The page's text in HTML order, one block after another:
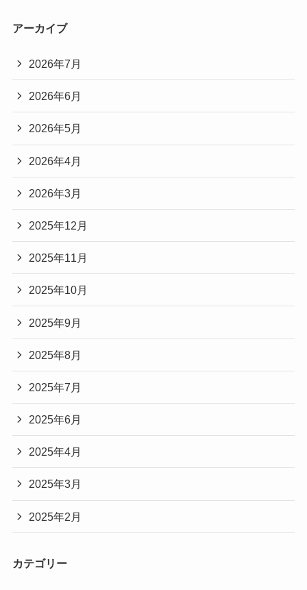
アーカイブ
2026年7月
2026年6月
2026年5月
2026年4月
2026年3月
2025年12月
2025年11月
2025年10月
2025年9月
2025年8月
2025年7月
2025年6月
2025年4月
2025年3月
2025年2月
カテゴリー